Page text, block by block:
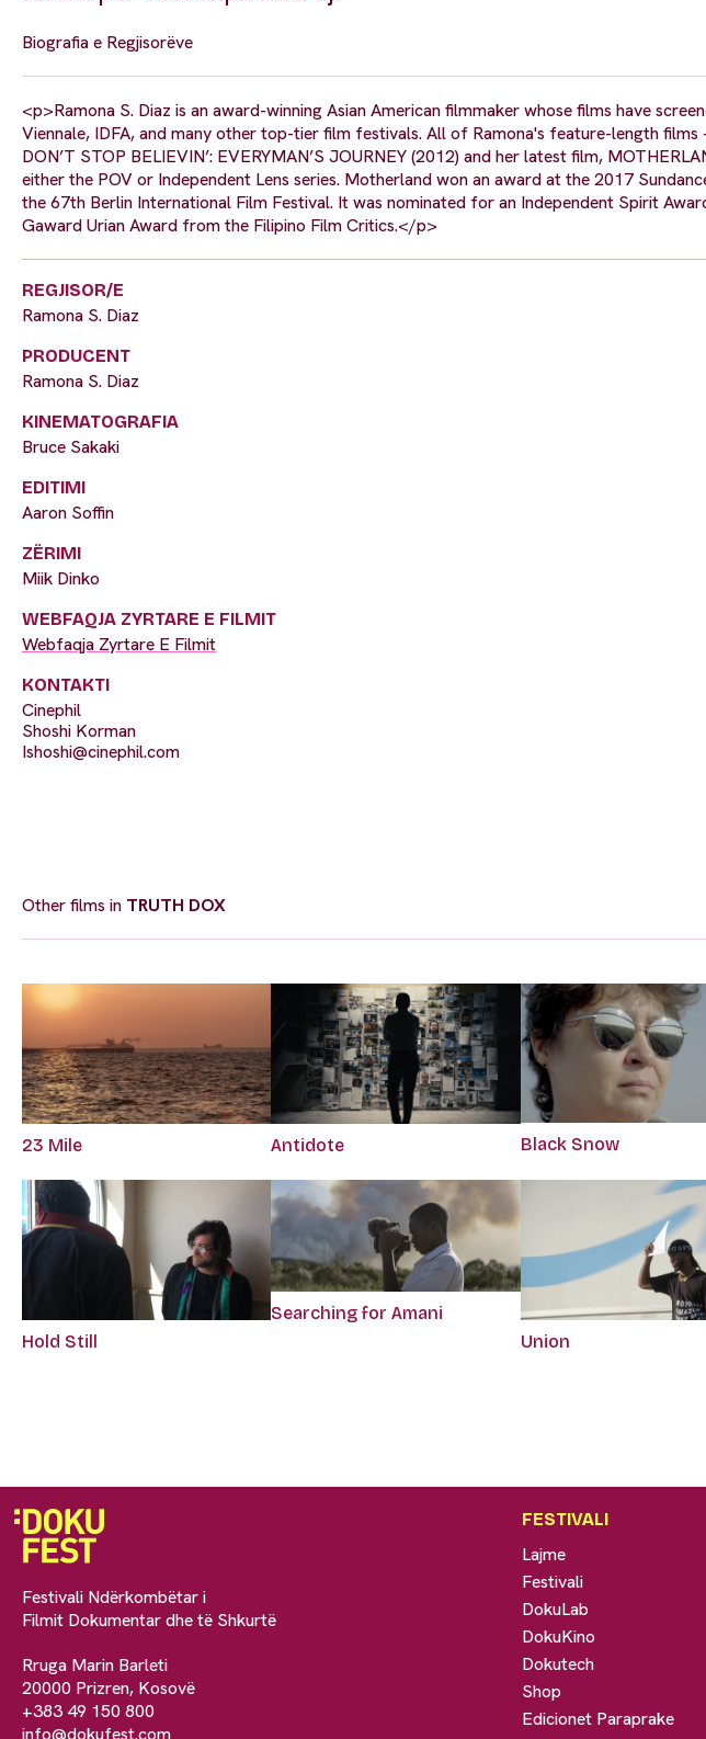
Biografia e Regjisorëve
<p>Ramona S. Diaz is an award-winning Asian American filmmaker whose films have
Viennale, IDFA, and many other top-tier film festivals. All of Ramona's feature-length
DON’T STOP BELIEVIN’: EVERYMAN’S JOURNEY (2012) and her latest film,
either the POV or Independent Lens series. Motherland won an award at the 2017
the 67th Berlin International Film Festival. It was nominated for an Independent Spirit
Gaward Urian Award from the Filipino Film Critics.</p>
REGJISOR/E
Ramona S. Diaz
PRODUCENT
Ramona S. Diaz
KINEMATOGRAFIA
Bruce Sakaki
EDITIMI
Aaron Soffin
ZËRIMI
Miik Dinko
WEBFAQJA ZYRTARE E FILMIT
Webfaqja Zyrtare E Filmit
KONTAKTI
Cinephil
Shoshi Korman
Ishoshi@cinephil.com
Other films in TRUTH DOX
23 Mile Antidote Black Snow
Hold Still
Searching for Amani
Union
Festivali Ndërkombëtar i
Filmit Dokumentar dhe të Shkurtë
Rruga Marin Barleti
20000 Prizren, Kosovë
+383 49 150 800
info@dokufest.com
FESTIVALI
Lajme
Festivali
DokuLab
DokuKino
Dokutech
Shop
Edicionet Paraprake